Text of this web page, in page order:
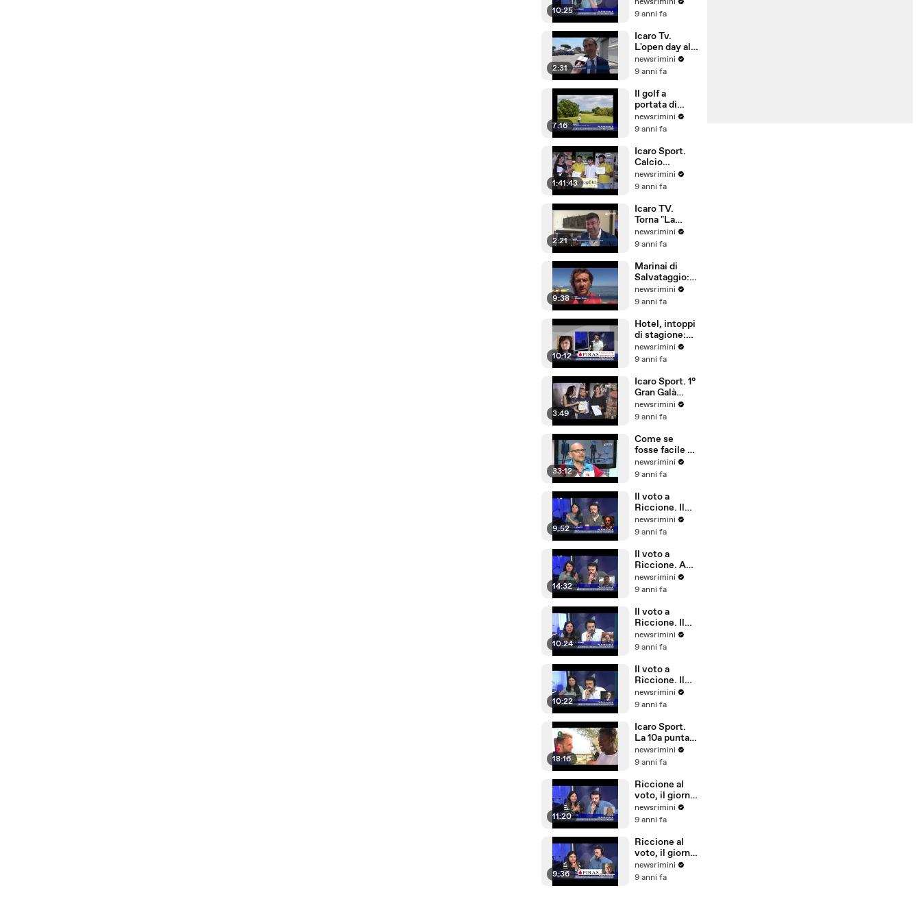
10:25
Siulp:
rischio
9 anni fa
2:31
Icaro Tv.
L'open day alla
Pesaresi Spa
di Rimini
newsrimini
9 anni fa
7:16
Il golf a
portata di
bambino. Il
Summer
Riviera Golf
newsrimini
9 anni fa
1:41:43
Icaro Sport.
Calcio
d'Estate: 1°
Gran Galà
Categoria
newsrimini
9 anni fa
2:21
Icaro TV.
Torna "La
Notte delle
Streghe", dal
2017 a San
Giovanni in M
newsrimini
9 anni fa
9:38
Marinai di
Salvataggio:
si investe
poco su
conta più
l'aspetto
economico
newsrimini
9 anni fa
10:12
Hotel, intoppi
di stagione:
troppi
portoghesi e
dipendenti
che parlano
tedesco
newsrimini
9 anni fa
3:49
Icaro Sport. 1°
Gran Galà
della Seconda
Categoria
newsrimini
9 anni fa
33:12
Come se
fosse facile -
Special Crabs
newsrimini
9 anni fa
9:52
Il voto a
Riccione. Il
commento di
Andrea
(Movimento 5
Stelle)
newsrimini
9 anni fa
14:32
Il voto a
Riccione. A
Tempo Reale
commento di
(Patto Civico
Riccione)
newsrimini
9 anni fa
10:24
Il voto a
Riccione. Il
commento di
Parmeggiani
newsrimini
9 anni fa
10:22
Il voto a
Riccione. Il
commento di
Dionigi
Forza Italia
newsrimini
9 anni fa
18:16
Icaro Sport.
La 10a puntata
del reality
sulla
Rimini alla
Barcellona
Professional
Cup
newsrimini
9 anni fa
11:20
Riccione al
voto, il giorno
dopo. Il
commento di
newsrimini
9 anni fa
9:36
Riccione al
voto, il giorno
dopo. Il
commento di
newsrimini
9 anni fa